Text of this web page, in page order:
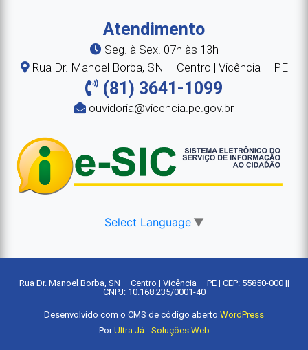
Atendimento
Seg. à Sex. 07h às 13h
Rua Dr. Manoel Borba, SN – Centro | Vicência – PE
(81) 3641-1099
ouvidoria@vicencia.pe.gov.br
Select Language ▼
Rua Dr. Manoel Borba, SN – Centro | Vicência – PE | CEP: 55850-000 ||
CNPJ: 10.168.235/0001-40
Desenvolvido com o CMS de código aberto WordPress
PorUltra Já - Soluções Web